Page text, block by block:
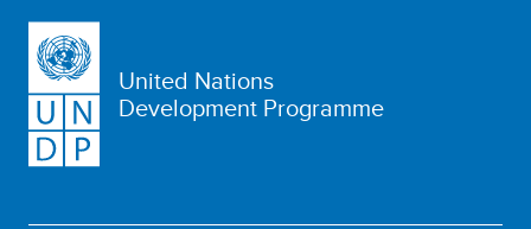
United Nations
Development Programme